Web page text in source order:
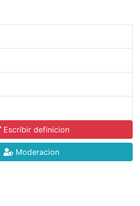
Escribir definicion
Moderacion